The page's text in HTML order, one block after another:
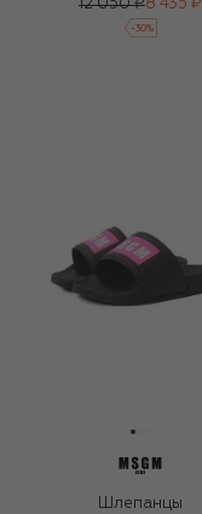
12 050 ₽8 435 ₽
-30%
Шлепанцы